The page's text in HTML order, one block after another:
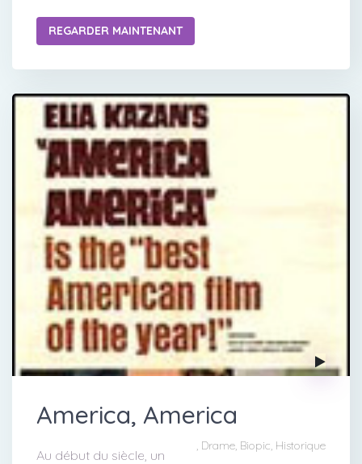
REGARDER MAINTENANT
America, America
, Drame, Biopic, Historique
Au début du siècle, un